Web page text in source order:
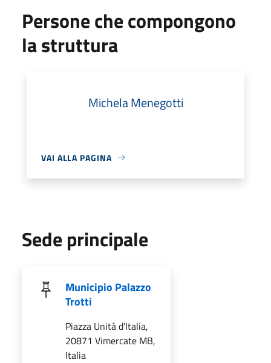
Persone che compongono
la struttura
Michela Menegotti
VAI ALLA PAGINA
Sede principale
Municipio Palazzo
Trotti
Piazza Unità d'Italia,
20871 Vimercate MB,
Italia